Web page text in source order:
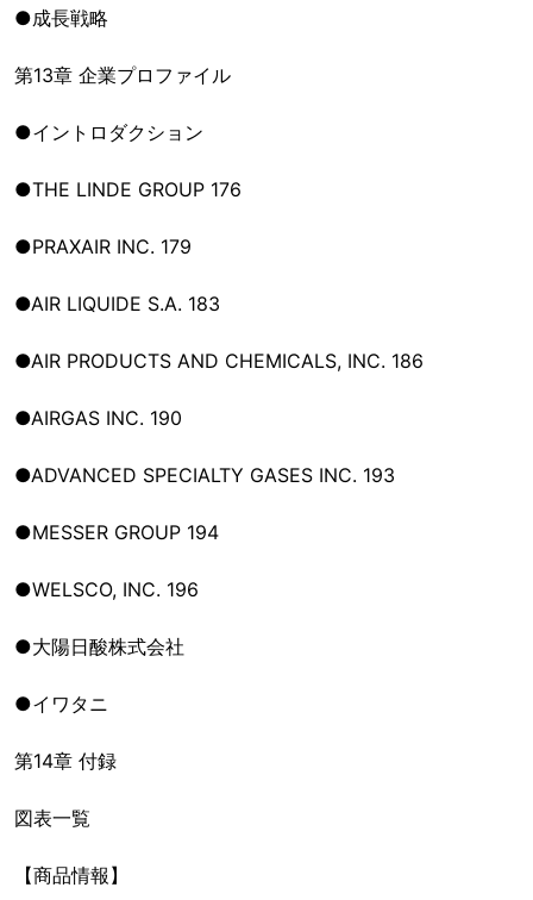
●成長戦略
第13章 企業プロファイル
●イントロダクション
●THE LINDE GROUP 176
●PRAXAIR INC. 179
●AIR LIQUIDE S.A. 183
●AIR PRODUCTS AND CHEMICALS, INC. 186
●AIRGAS INC. 190
●ADVANCED SPECIALTY GASES INC. 193
●MESSER GROUP 194
●WELSCO, INC. 196
●大陽日酸株式会社
●イワタニ
第14章 付録
図表一覧
【商品情報】